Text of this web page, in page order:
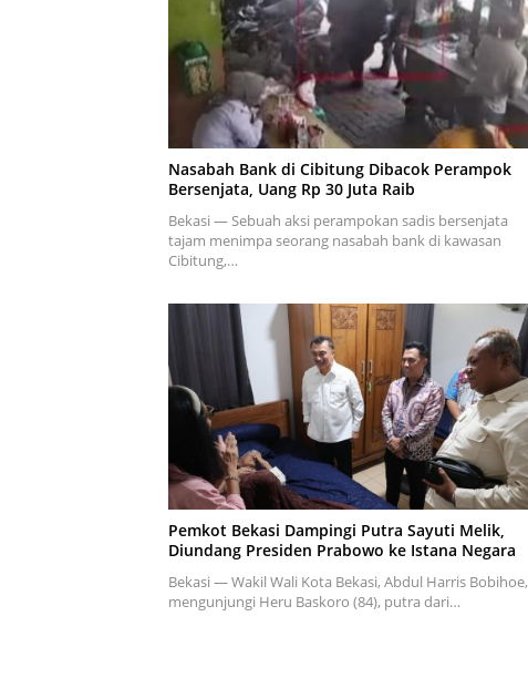
Nasabah Bank di Cibitung Dibacok Perampok
Bersenjata, Uang Rp 30 Juta Raib
Bekasi — Sebuah aksi perampokan sadis bersenjata
tajam menimpa seorang nasabah bank di kawasan
Cibitung,…
Pemkot Bekasi Dampingi Putra Sayuti Melik,
Diundang Presiden Prabowo ke Istana Negara
Bekasi — Wakil Wali Kota Bekasi, Abdul Harris Bobihoe,
mengunjungi Heru Baskoro (84), putra dari…